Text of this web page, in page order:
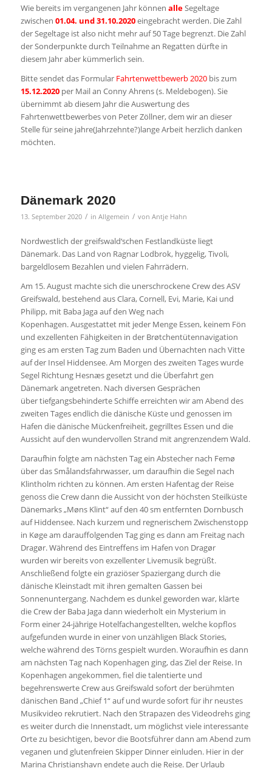
Wie bereits im vergangenen Jahr können alleSegeltage
zwischen 01.04. und 31.10.2020eingebracht werden. Die Zahl
der Segeltage ist also nicht mehr auf 50 Tage begrenzt. Die Zahl
der Sonderpunkte durch Teilnahme an Regatten dürfte in
diesem Jahr aber kümmerlich sein.
Bitte sendet das Formular Fahrtenwettbewerb 2020bis zum
15.12.2020per Mail an Conny Ahrens (s. Meldebogen). Sie
übernimmt ab diesem Jahr die Auswertung des
Fahrtenwettbewerbes von Peter Zöllner, dem wir an dieser
Stelle für seine jahre(Jahrzehnte?)lange Arbeit herzlich danken
möchten.
Dänemark 2020
13. September 2020 / in Allgemein / von Antje Hahn
Nordwestlich der greifswald‘schen Festlandküste liegt
Dänemark. Das Land von Ragnar Lodbrok, hyggelig, Tivoli,
bargeldlosem Bezahlen und vielen Fahrrädern.
Am 15. August machte sich die unerschrockene Crew des ASV
Greifswald, bestehend aus Clara, Cornell, Evi, Marie, Kai und
Philipp, mit Baba Jaga auf den Weg nach
Kopenhagen. Ausgestattet mit jeder Menge Essen, keinem Fön
und exzellenten Fähigkeiten in der Brøtchentütennavigation
ging es am ersten Tag zum Baden und Übernachten nach Vitte
auf der Insel Hiddensee. Am Morgen des zweiten Tages wurde
Segel Richtung Hesnæs gesetzt und die Überfahrt gen
Dänemark angetreten. Nach diversen Gesprächen
über tiefgangsbehinderte Schiffe erreichten wir am Abend des
zweiten Tages endlich die dänische Küste und genossen im
Hafen die dänische Mückenfreiheit, gegrilltes Essen und die
Aussicht auf den wundervollen Strand mit angrenzendem Wald.
Daraufhin folgte am nächsten Tag ein Abstecher nach Femø
über das Smålandsfahrwasser, um daraufhin die Segel nach
Klintholm richten zu können. Am ersten Hafentag der Reise
genoss die Crew dann die Aussicht von der höchsten Steilküste
Dänemarks „Møns Klint“ auf den 40 sm entfernten Dornbusch
auf Hiddensee. Nach kurzem und regnerischem Zwischenstopp
in Køge am darauffolgenden Tag ging es dann am Freitag nach
Dragør. Während des Eintreffens im Hafen von Dragør
wurden wir bereits von exzellenter Livemusik begrüßt.
Anschließend folgte ein graziöser Spaziergang durch die
dänische Kleinstadt mit ihren gemalten Gassen bei
Sonnenuntergang. Nachdem es dunkel geworden war, klärte
die Crew der Baba Jaga dann wiederholt ein Mysterium in
Form einer 24-jährige Hotelfachangestellten, welche kopflos
aufgefunden wurde in einer von unzähligen Black Stories,
welche während des Törns gespielt wurden. Woraufhin es dann
am nächsten Tag nach Kopenhagen ging, das Ziel der Reise. In
Kopenhagen angekommen, fiel die talentierte und
begehrenswerte Crew aus Greifswald sofort der berühmten
dänischen Band „Chief 1“ auf und wurde sofort für ihr neustes
Musikvideo rekrutiert. Nach den Strapazen des Videodrehs ging
es weiter durch die Innenstadt, um möglichst viele interessante
Orte zu besichtigen, bevor die Bootsführer dann am Abend zum
veganen und glutenfreien Skipper Dinner einluden. Hier in der
Marina Christianshavn endete auch die Reise. Der Urlaub